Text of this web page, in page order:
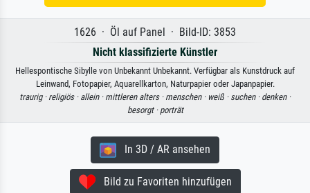
1626 · Öl auf Panel · Bild-ID: 3853
Nicht klassifizierte Künstler
Hellespontische Sibylle von Unbekannt Unbekannt. Verfügbar als Kunstdruck auf
Leinwand, Fotopapier, Aquarellkarton, Naturpapier oder Japanpapier.
traurig · religiös · allein · mittleren alters · menschen · weiß · suchen · denken ·
besorgt · porträt
In 3D / AR ansehen
Bild zu Favoriten hinzufügen